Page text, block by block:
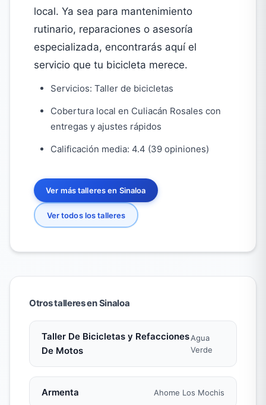
local. Ya sea para mantenimiento
rutinario, reparaciones o asesoría
especializada, encontrarás aquí el
servicio que tu bicicleta merece.
Servicios: Taller de bicicletas
Cobertura local en Culiacán Rosales con
entregas y ajustes rápidos
Calificación media: 4.4 (39 opiniones)
Ver más talleres en Sinaloa
Ver todos los talleres
Otros talleres en Sinaloa
Taller De Bicicletas y Refacciones
De Motos
Agua
Verde
Armenta Ahome Los Mochis